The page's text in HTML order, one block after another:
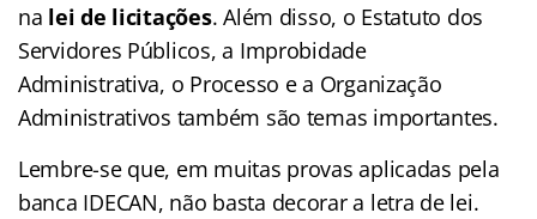
na lei de licitações. Além disso, o Estatuto dos
Servidores Públicos, a Improbidade
Administrativa, o Processo e a Organização
Administrativos também são temas importantes.
Lembre-se que, em muitas provas aplicadas pela
banca IDECAN, não basta decorar a letra de lei.